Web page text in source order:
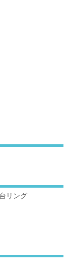
リング